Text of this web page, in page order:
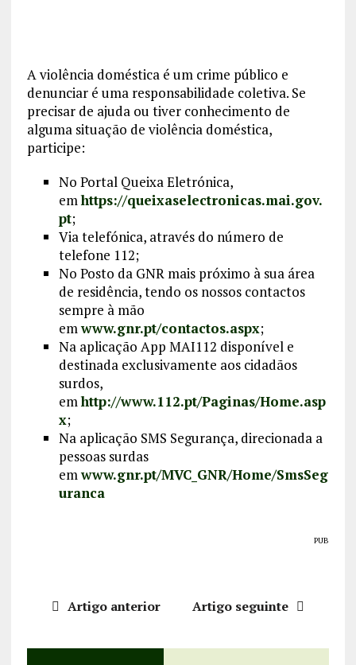
A violência doméstica é um crime público e
denunciar é uma responsabilidade coletiva. Se
precisar de ajuda ou tiver conhecimento de
alguma situação de violência doméstica,
participe:
No Portal Queixa Eletrónica,
emhttps://queixaselectronicas.mai.gov.
pt;
Via telefónica, através do número de
telefone 112;
No Posto da GNR mais próximo à sua área
de residência, tendo os nossos contactos
sempre à mão
emwww.gnr.pt/contactos.aspx;
Na aplicação App MAI112 disponível e
destinada exclusivamente aos cidadãos
surdos,
emhttp://www.112.pt/Paginas/Home.asp
x;
Na aplicação SMS Segurança, direcionada a
pessoas surdas
emwww.gnr.pt/MVC_GNR/Home/SmsSeg
uranca
PUB
Artigo anterior Artigo seguinte